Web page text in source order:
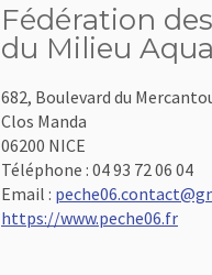
Fédération
du Milieu
682, Boulevard du
Clos Manda
06200 NICE
Téléphone : 04 93 72 06 04
Email :
https://www.peche06.fr